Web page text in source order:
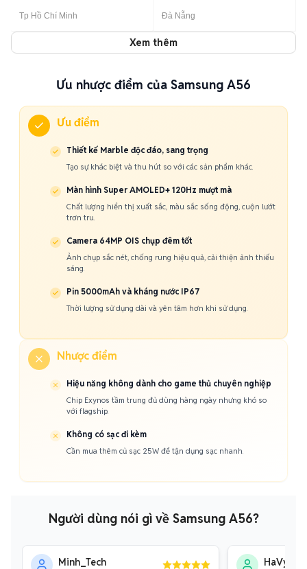
Tp Hồ Chí Minh Đà Nẵng
Xem thêm
Ưu nhược điểm của Samsung A56
Ưu điểm
Thiết kế Marble độc đáo, sang trọng
Tạo sự khác biệt và thu hút so với các sản phẩm khác.
Màn hình Super AMOLED+ 120Hz mượt mà
Chất lượng hiển thị xuất sắc, màu sắc sống động, cuộn lướt
trơn tru.
Camera 64MP OIS chụp đêm tốt
Ảnh chụp sắc nét, chống rung hiệu quả, cải thiện ảnh thiếu
sáng.
Pin 5000mAh và kháng nước IP67
Thời lượng sử dụng dài và yên tâm hơn khi sử dụng.
Nhược điểm
Hiệu năng không dành cho game thủ chuyên nghiệp
Chip Exynos tầm trung đủ dùng hàng ngày nhưng khó so
với flagship.
Không có sạc đi kèm
Cần mua thêm củ sạc 25W để tận dụng sạc nhanh.
Người dùng nói gì về Samsung A56?
Minh_Tech